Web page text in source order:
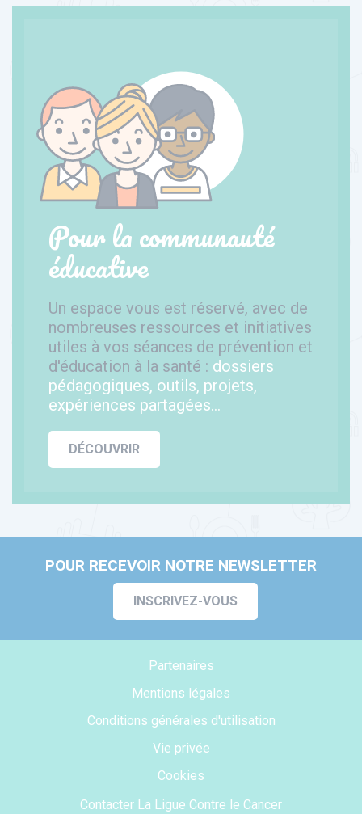
Pour la communauté
éducative
Un espace vous est réservé, avec de
nombreuses ressources et initiatives
utiles à vos séances de prévention et
d'éducation à la santé : dossiers
pédagogiques, outils, projets,
expériences partagées...
DÉCOUVRIR
POUR RECEVOIR NOTRE NEWSLETTER
INSCRIVEZ-VOUS
Partenaires
Mentions légales
Conditions générales d'utilisation
Vie privée
Cookies
Contacter La Ligue Contre le Cancer